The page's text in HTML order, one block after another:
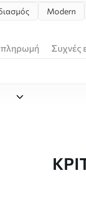
Modern
Συχνές